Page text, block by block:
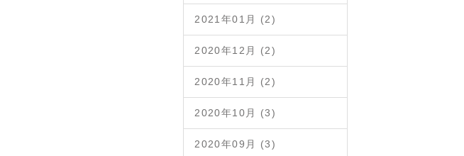
2021年01月 (2)
2020年12月 (2)
2020年11月 (2)
2020年10月 (3)
2020年09月 (3)